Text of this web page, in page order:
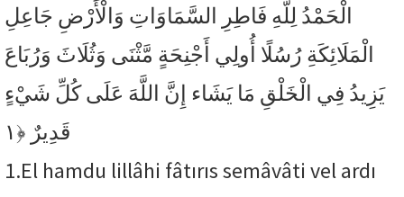
الْحَمْدُ لِلَّهِ فَاطِرِ السَّمَاوَاتِ وَالْأَرْضِ جَاعِلِ
الْمَلَائِكَةِ رُسُلًا أُولِي أَجْنِحَةٍ مَّثْنَى وَثُلَاثَ وَرُبَاعَ
يَزِيدُ فِي الْخَلْقِ مَا يَشَاء إِنَّ اللَّهَ عَلَى كُلِّ شَيْءٍ
قَدِيرٌ ﴿١
1.El hamdu lillâhi fâtırıs semâvâti vel ardı